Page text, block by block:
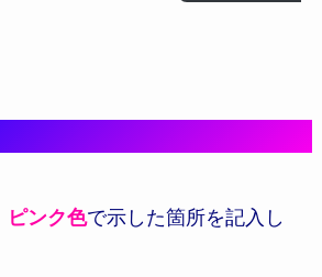
ピンク色で示した箇所を記入し